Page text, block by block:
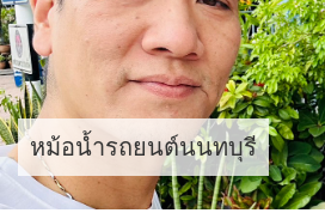
Skip
to
content
หม้อน้ำรถยนต์นนทบุรี